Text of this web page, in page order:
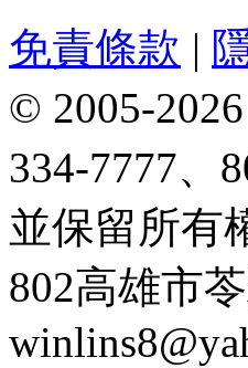
免責條款 |
© 2005-
334-7777、
並保留所有
802高雄市